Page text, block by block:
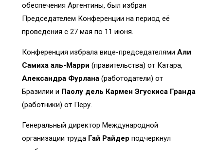
обеспечения Аргентины, был избран
Председателем Конференции на период её
проведения с 27 мая по 11 июня.
Конференция избрала вице-председателями Али
Самиха аль-Марри (правительства) от Катара,
Александра Фурлана (работодатели) от
Бразилии и Паолу дель Кармен Эгускиса Гранда
(работники) от Перу.
Генеральный директор Международной
организации труда Гай Райдер подчеркнул